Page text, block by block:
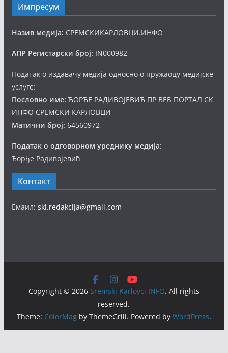
Импресум
Назив медија: СРЕМСКИКАРЛОВЦИ.ИНФО
АПР Регистарски број: IN000982
Податак о издавачу медија односно о пружаоцу медијске
услуге:
Пословно име: ЂОРЂЕ РАДИВОЈЕВИЋ ПР ВЕБ ПОРТАЛ СК
ИНФО СРЕМСКИ КАРЛОВЦИ
Матични број: 64560972
Податак о одговорном уреднику медија:
Ђорђе Радивојевић
Контакт
Емаил: ski.redakcija@gmail.com
Copyright © 2026 Sremski Karlovci INFO. All rights
reserved.
Theme: ColorMagby ThemeGrill. Powered by WordPress.